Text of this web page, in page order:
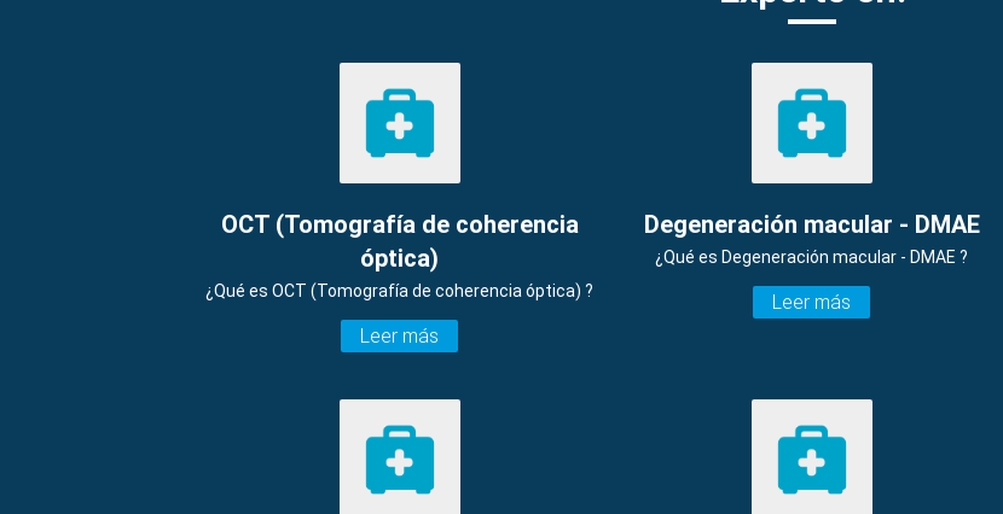
OCT (Tomografía de coherencia
óptica)
¿Qué es OCT (Tomografía de coherencia óptica) ?
Leer más
Degeneración macular - DMAE
¿Qué es Degeneración macular - DMAE ?
Leer más